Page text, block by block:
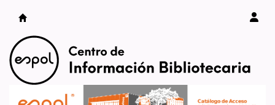
Catálogo en línea